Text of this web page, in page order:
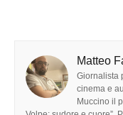
Matteo
Giornalista
cinema e
Muccino il